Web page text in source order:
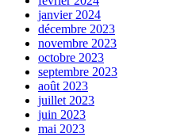
janvier 2024
décembre 2023
novembre 2023
octobre 2023
septembre 2023
août 2023
juillet 2023
juin 2023
mai 2023